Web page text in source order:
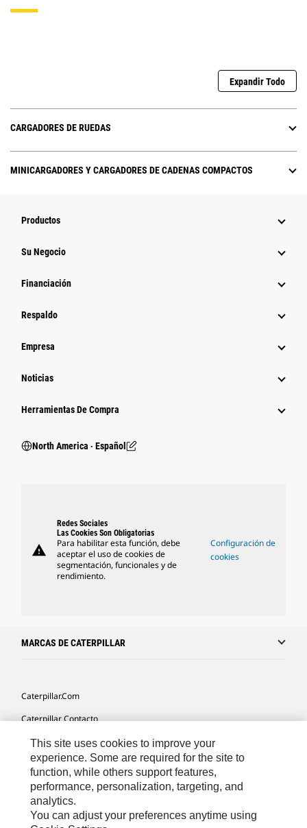
Expandir Todo
CARGADORES DE RUEDAS
MINICARGADORES Y CARGADORES DE CADENAS COMPACTOS
Productos
Su Negocio
Financiación
Respaldo
Empresa
Noticias
Herramientas De Compra
North America ‧ Español
warning
Redes Sociales
Las Cookies Son Obligatorias
Para habilitar esta función, debe
aceptar el uso de cookies de
segmentación, funcionales y de
rendimiento.
Configuración de
cookies
MARCAS DE CATERPILLAR
Caterpillar.com
Caterpillar Contacto
Mis Preferencias De Marketing
Site Map
Cookie Settings
Legal
This site uses cookies to improve your
experience. Some are required for the site to
function, while others support features,
performance, personalization, targeting, and
analytics.
You can adjust your preferences anytime using